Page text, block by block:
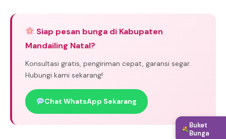
Siap pesan bunga di Kabupaten
Mandailing Natal?
Konsultasi gratis, pengiriman cepat, garansi segar.
Hubungi kami sekarang!
Chat WhatsApp Sekarang
Buket
Bunga